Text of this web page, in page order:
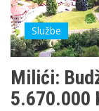
Službe
Milići:
5.670.000